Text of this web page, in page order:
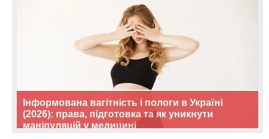
Інформована вагітність і пологи в Україні
(2026): права, підготовка та як уникнути
маніпуляцій у медицині